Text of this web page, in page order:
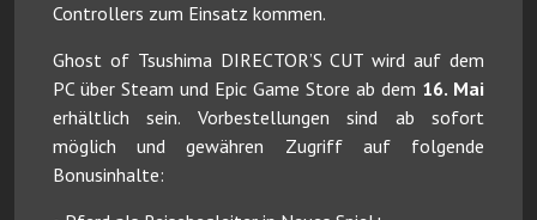
Controllers zum Einsatz kommen.
Ghost of Tsushima DIRECTOR’S CUT wird auf dem
PC über Steam und Epic Game Store ab dem 16. Mai
erhältlich sein. Vorbestellungen sind ab sofort
möglich und gewähren Zugriff auf folgende
Bonusinhalte: